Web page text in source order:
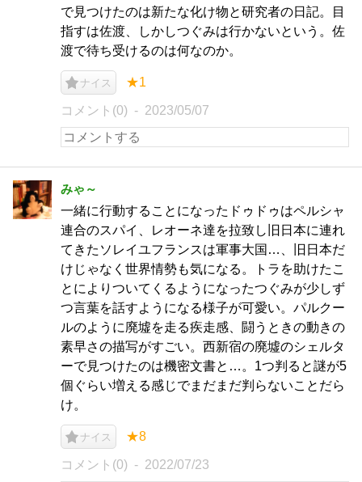
で見つけたのは新たな化け物と研究者の日記。目
指すは佐渡、しかしつぐみは行かないという。佐
渡で待ち受けるのは何なのか。
ナイス ★1
コメント(0) 2023/05/07
みゃ～
一緒に行動することになったドゥドゥはペルシャ
連合のスパイ、レオーネ達を拉致し旧日本に連れ
てきたソレイユフランスは軍事大国…、旧日本だ
けじゃなく世界情勢も気になる。トラを助けたこ
とによりついてくるようになったつぐみが少しず
つ言葉を話すようになる様子が可愛い。パルクー
ルのように廃墟を走る疾走感、闘うときの動きの
素早さの描写がすごい。西新宿の廃墟のシェルタ
ーで見つけたのは機密文書と…。1つ判ると謎が5
個ぐらい増える感じでまだまだ判らないことだら
け。
ナイス ★8
コメント(0) 2022/07/23